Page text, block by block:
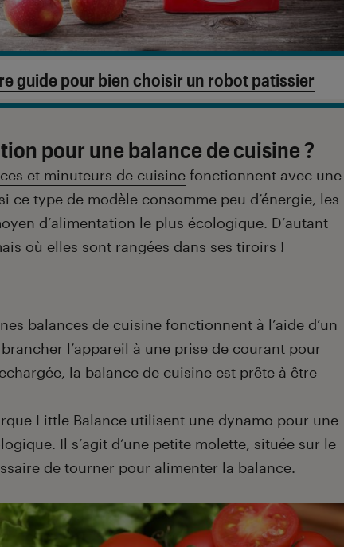
guide pour bien choisir un robot patissier
pour une balance de cuisine ?
et minuteurs de cuisine fonctionnent avec une
ce type de modèle consomme peu d’énergie, les
d’alimentation le plus écologique. D’autant
où elles sont rangées dans ses tiroirs !
balances de cuisine fonctionnent à l’aide d’un
l’appareil à une prise de courant pour
la balance de cuisine est prête à être
Little Balance utilisent une dynamo pour une
Il s’agit d’une petite molette, située sur le
de tourner pour alimenter la balance.